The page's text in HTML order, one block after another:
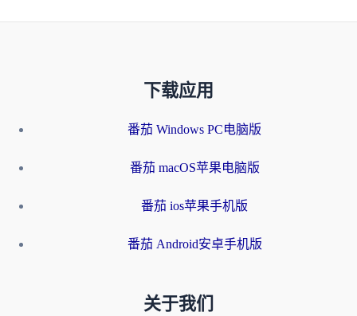
下载应用
番茄 Windows PC电脑版
番茄 macOS苹果电脑版
番茄 ios苹果手机版
番茄 Android安卓手机版
关于我们